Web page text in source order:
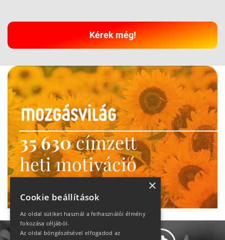
Kérek még!
35 630címzett
heti motiváció
Ne maradj le!
×
Cookie beállítások
Az oldal sütiket használ a felhasználói élmény
fokozása céljából.
Az oldal böngészésével elfogadod az